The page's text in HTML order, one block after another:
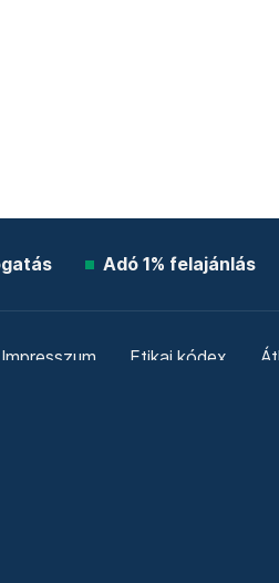
Adó 1% felajánlás
Impresszum Etikai kódex